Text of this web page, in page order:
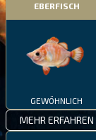
EBERFISCH
GEWÖHNLICH
MEHR ERFAHREN